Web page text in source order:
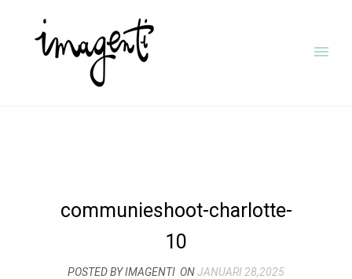
communieshoot-charlotte-
10
POSTED BY IMAGENTI ONJANUARI 28,2025